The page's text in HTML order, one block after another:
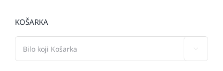
KOŠARKA